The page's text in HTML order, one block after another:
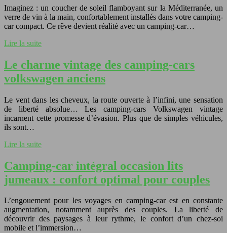
Imaginez : un coucher de soleil flamboyant sur la Méditerranée, un
verre de vin à la main, confortablement installés dans votre camping-
car compact. Ce rêve devient réalité avec un camping-car…
Lire la suite
Le charme vintage des camping-cars
volkswagen anciens
Le vent dans les cheveux, la route ouverte à l’infini, une sensation
de liberté absolue… Les camping-cars Volkswagen vintage
incarnent cette promesse d’évasion. Plus que de simples véhicules,
ils sont…
Lire la suite
Camping-car intégral occasion lits
jumeaux : confort optimal pour couples
L’engouement pour les voyages en camping-car est en constante
augmentation, notamment auprès des couples. La liberté de
découvrir des paysages à leur rythme, le confort d’un chez-soi
mobile et l’immersion…